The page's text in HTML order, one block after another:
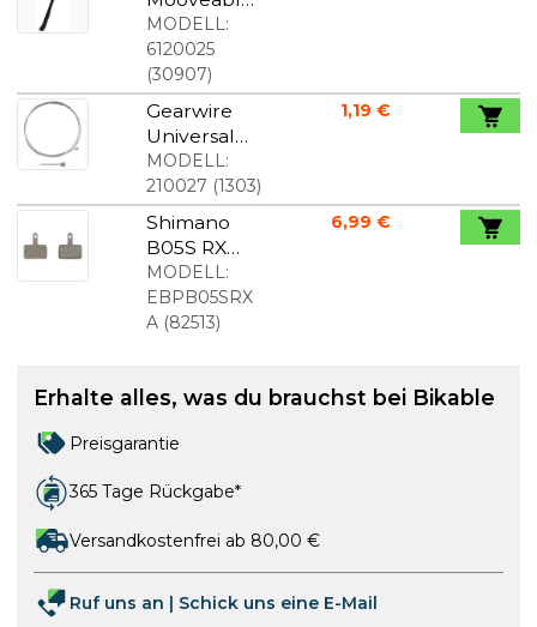
Flex
Universal-
Fahrradstän
der
MODELL:
6120025
(30907)
Gearwire
Universal
1,2mmx200
0mm
rostfrei
Stahl
MODELL:
210027 (1303)
1,19 €
Shimano
B05S RX
Harz
Scheibenbr
emsbeläge
MODELL:
EBPB05SRX
A(82513)
6,99 €
Erhalte alles, was du brauchst bei Bikable
Preisgarantie
365 Tage Rückgabe*
Versandkostenfrei ab 80,00 €
Ruf uns an | Schick uns eine E-Mail